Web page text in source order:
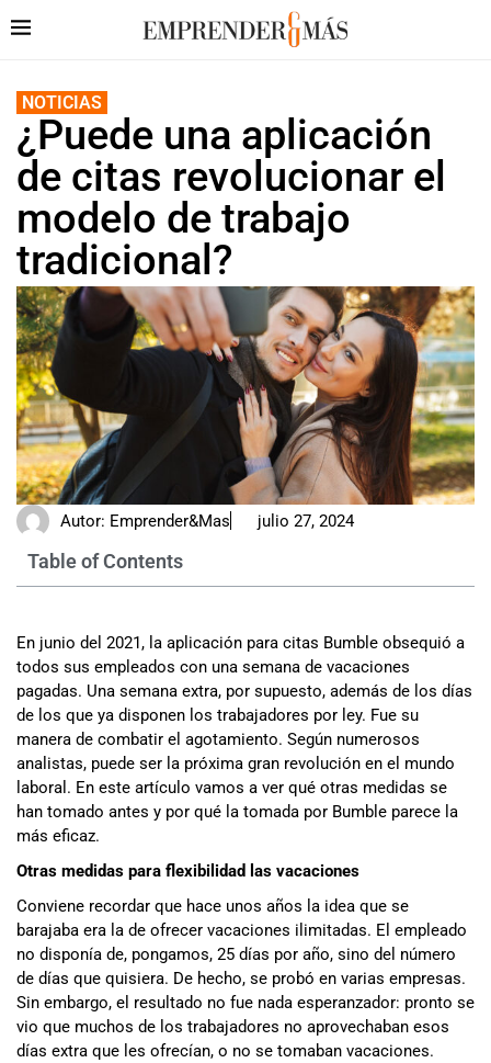
NOTICIAS
¿Puede una aplicación
de citas revolucionar el
modelo de trabajo
tradicional?
Autor: Emprender&Mas julio 27, 2024
Table of Contents
En junio del 2021, la aplicación para citas Bumble obsequió a
todos sus empleados con una semana de vacaciones
pagadas. Una semana extra, por supuesto, además de los días
de los que ya disponen los trabajadores por ley. Fue su
manera de combatir el agotamiento. Según numerosos
analistas, puede ser la próxima gran revolución en el mundo
laboral. En este artículo vamos a ver qué otras medidas se
han tomado antes y por qué la tomada por Bumble parece la
más eficaz.
Otras medidas para flexibilidad las vacaciones
Conviene recordar que hace unos años la idea que se
barajaba era la de ofrecer vacaciones ilimitadas. El empleado
no disponía de, pongamos, 25 días por año, sino del número
de días que quisiera. De hecho, se probó en varias empresas.
Sin embargo, el resultado no fue nada esperanzador: pronto se
vio que muchos de los trabajadores no aprovechaban esos
días extra que les ofrecían, o no se tomaban vacaciones.